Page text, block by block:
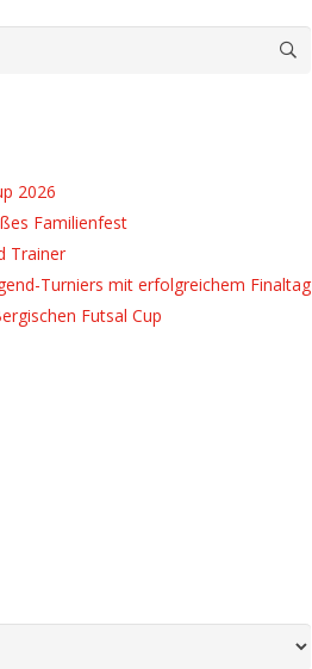
2026
Familienfest
Trainer
Turniers mit erfolgreichem Finaltag
Futsal Cup